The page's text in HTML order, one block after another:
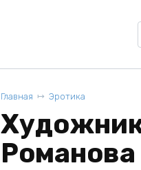
Главная Эротика
Романова